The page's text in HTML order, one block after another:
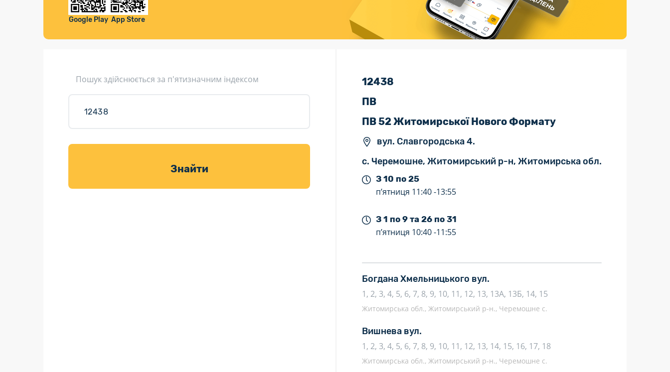
Листи та листівки
Доставка товарів для саду
Валютно-обмінні операції
Страхові послуги
Каталог «Укрпошта Маркет»
Google Play App Store
Пошук здійснюється за п'ятизначним індексом
Знайти
12438
ПВ
ПВ 52 Житомирської Нового Формату
вул. Славгородська 4.
с. Черемошне, Житомирський р-н, Житомирська обл.
З 10 по 25
п’ятниця 11:40 -13:55
З 1 по 9 та 26 по 31
п’ятниця 10:40 -11:55
Богдана Хмельницького вул.
1, 2, 3, 4, 5, 6, 7, 8, 9, 10, 11, 12, 13, 13А, 13Б, 14, 15
Житомирська обл., Житомирський р-н., Черемошне с.
Вишнева вул.
1, 2, 3, 4, 5, 6, 7, 8, 9, 10, 11, 12, 13, 14, 15, 16, 17, 18
Житомирська обл., Житомирський р-н., Черемошне с.